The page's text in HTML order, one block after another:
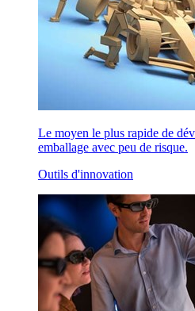
Le moyen le plus rapide de
emballage avec peu de risque.
Outils d'innovation